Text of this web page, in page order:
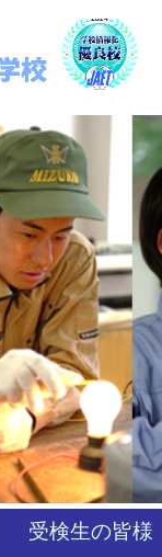
受検生の皆様